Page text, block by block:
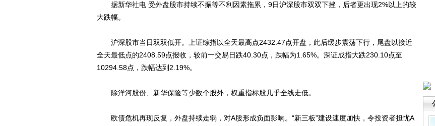
据新华社电 受外盘股市持续不振等不利因素拖累，9日沪深股市双双下挫，后者更出现2%以上的较
大跌幅。
沪深股市当日双双低开。上证综指以全天最高点2432.47点开盘，此后缓步震荡下行，尾盘以接近
全天最低点的2408.59点报收，较前一交易日跌40.30点，跌幅为1.65%。深证成指大跌230.10点至
10294.58点，跌幅达到2.19%。
除洋河股份、新华保险等少数个股外，权重指标股几乎全线走低。
欧债危机再现反复，外盘持续走弱，对A股形成负面影响。“新三板”建设速度加快，令投资者担忧A